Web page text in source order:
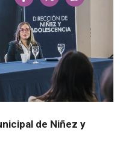
de Niñez y